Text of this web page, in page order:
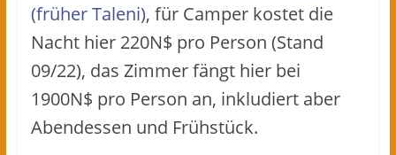
(früher Taleni), für Camper kostet die
Nacht hier 220N$ pro Person (Stand
09/22), das Zimmer fängt hier bei
1900N$ pro Person an, inkludiert aber
Abendessen und Frühstück.